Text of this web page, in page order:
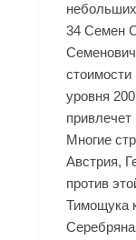
34 Семен
стоимости
уровня
привлечет
Многие
Австрия,
против
Тимощука